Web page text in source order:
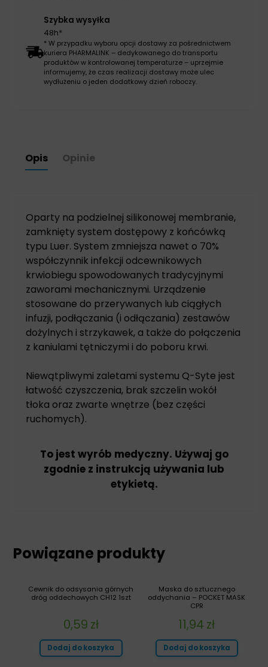
Szybka wysyłka
48h*
* W przypadku wyboru opcji dostawy za pośrednictwem
kuriera PHARMALINK – dedykowanego do transportu
produktów w kontrolowanej temperaturze – uprzejmie
informujemy, że czas realizacji dostawy może ulec
wydłużeniu o jeden dodatkowy dzień roboczy.
Opis Opinie
Oparty na podzielnej silikonowej membranie,
zamknięty system dostępowy z końcówką
typu Luer. System zmniejsza nawet o 70%
współczynnik infekcji odcewnikowych
krwiobiegu spowodowanych tradycyjnymi
zaworami mechanicznymi. Urządzenie
stosowane do przerywanych lub ciągłych
infuzji, podłączania (i odłączania) zestawów
dożylnych i strzykawek, a także do połączenia
z kaniulami tętniczymi i do poboru krwi.
Niewątpliwymi zaletami systemu Q-Syte jest
łatwość czyszczenia, brak szczelin wokół
tłoka oraz zwarte wnętrze (bez części
ruchomych).
To jest wyrób medyczny. Używaj go
zgodnie z instrukcją używania lub
etykietą.
Powiązane produkty
Maska do sztucznego
oddychania – POCKET MASK
CPR
11,94 zł
Dodaj do koszyka
Cewnik do odsysania górnych
dróg oddechowych CH12 1szt
0,59 zł
Dodaj do koszyka